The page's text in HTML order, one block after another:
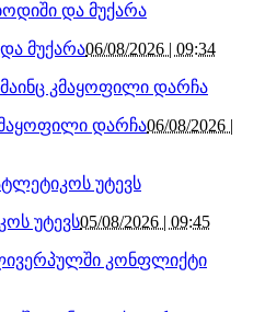
მუქარა06/08/2026 | 09:34
დარჩა06/08/2026 |
უტევს05/08/2026 | 09:45